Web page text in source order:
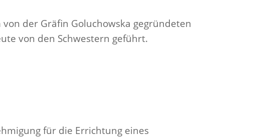
der Gräfin Goluchowska gegründeten
von den Schwestern geführt.
für die Errichtung eines